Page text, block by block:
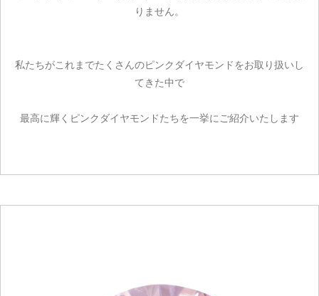
りません。
私たちがこれまでたくさんのピンクダイヤモンドをお取り扱いし
てきた中で
最高に輝くピンクダイヤモンドたちを一挙にご紹介いたします